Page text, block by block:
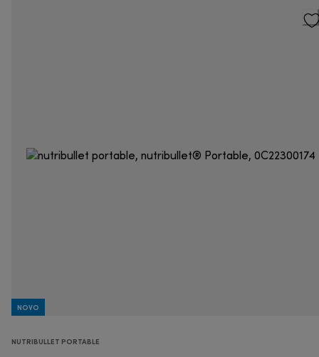
NOVO
NUTRIBULLET PORTABLE